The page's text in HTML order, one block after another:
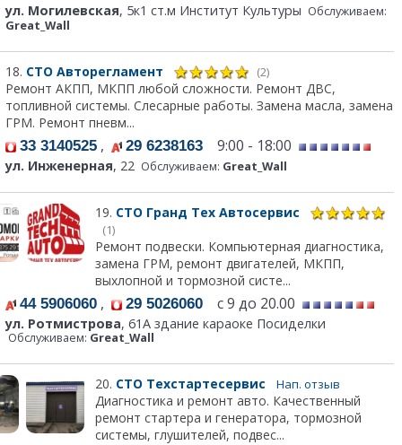
ул. Могилевская, 5к1 ст.м Институт Культуры Обслуживаем:
Great_Wall
18. СТО Авторегламент (2)
Ремонт АКПП, МКПП любой сложности. Ремонт ДВС,
топливной системы. Слесарные работы. Замена масла, замена
ГРМ. Ремонт пневм...
33 3140525 , 29 6238163 9:00 - 18:00
ул. Инженерная, 22 Обслуживаем: Great_Wall
19. СТО Гранд Тех Автосервис
(1)
Ремонт подвески. Компьютерная диагностика,
замена ГРМ, ремонт двигателей, МКПП,
выхлопной и тормозной систе...
44 5906060 , 29 5026060 с 9 до 20.00
ул. Ротмистрова, 61А здание караоке Посиделки
Обслуживаем: Great_Wall
20. СТО Техстартесервис Нап. отзыв
Диагностика и ремонт авто. Качественный
ремонт стартера и генератора, тормозной
системы, глушителей, подвес...